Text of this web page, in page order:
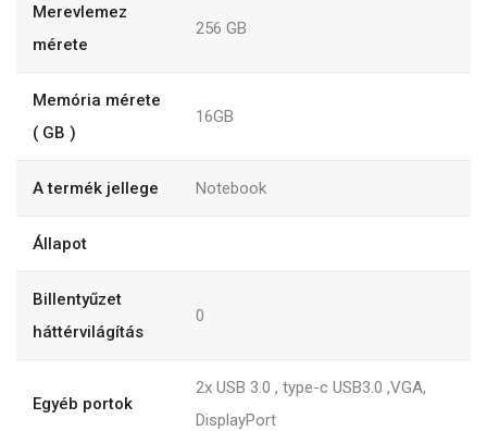
Merevlemez
mérete
256 GB
Memória mérete
( GB )
16GB
A termék jellege Notebook
Állapot
Billentyűzet
háttérvilágítás
0
Egyéb portok
2x USB 3.0 , type-c USB3.0 ,VGA,
DisplayPort